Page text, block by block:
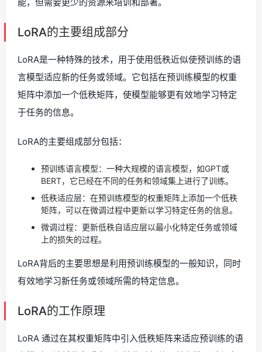
LoRA的主要组成部分
LoRA是一种特殊的技术，用于使用低秩近似使预训练的语
言模型适应新的任务或领域。它包括在预训练模型的权重
矩阵中添加一个低秩矩阵，使模型能够更有效地学习特定
于任务的信息。
LoRA的主要组成部分包括：
预训练语言模型：一种大规模的语言模型，如GPT或
BERT，它已经在不同的任务和领域集上进行了训练。
低秩适应层：在预训练模型的权重矩阵上添加一个低秩
矩阵，可以在微调过程中更新以学习特定任务的信息。
微调过程：更新低秩自适应层以最小化特定任务或领域
上的损失的过程。
LoRA背后的主要思想是利用预训练模型的一般知识，同时
有效地学习新任务或领域所需的特定信息。
LoRA的工作原理
LoRA 通过在其权重矩阵中引入低秩矩阵来适应预训练的语